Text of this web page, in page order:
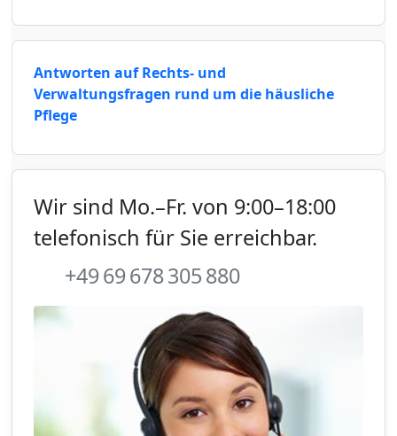
Antworten auf Rechts- und
Verwaltungsfragen rund um die häusliche
Pflege
Wir sind Mo.–Fr. von 9:00–18:00
telefonisch für Sie erreichbar.
+49 69 678 305 880